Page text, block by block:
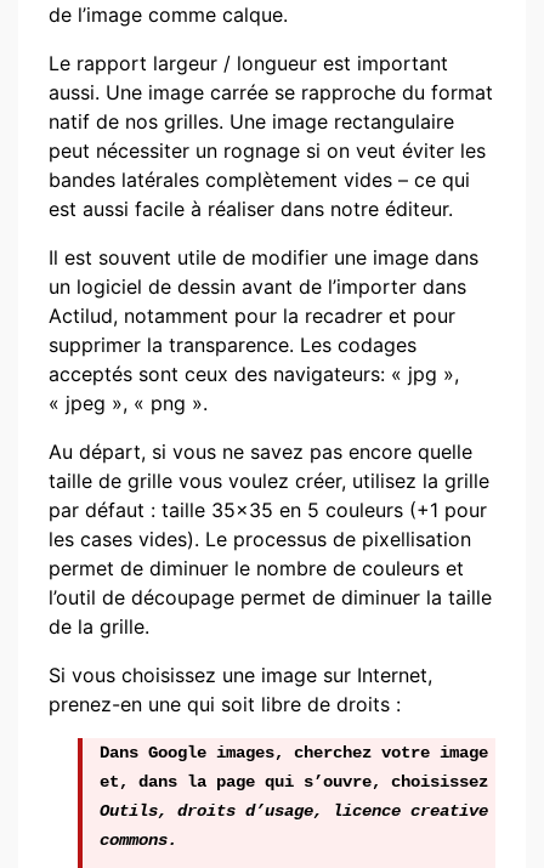
de l’image comme calque.
Le rapport largeur / longueur est important
aussi. Une image carrée se rapproche du format
natif de nos grilles. Une image rectangulaire
peut nécessiter un rognage si on veut éviter les
bandes latérales complètement vides – ce qui
est aussi facile à réaliser dans notre éditeur.
Il est souvent utile de modifier une image dans
un logiciel de dessin avant de l’importer dans
Actilud, notamment pour la recadrer et pour
supprimer la transparence. Les codages
acceptés sont ceux des navigateurs: « jpg »,
« jpeg », « png ».
Au départ, si vous ne savez pas encore quelle
taille de grille vous voulez créer, utilisez la grille
par défaut : taille 35×35 en 5 couleurs (+1 pour
les cases vides). Le processus de pixellisation
permet de diminuer le nombre de couleurs et
l’outil de découpage permet de diminuer la taille
de la grille.
Si vous choisissez une image sur Internet,
prenez-en une qui soit libre de droits :
Dans Google images, cherchez votre image
et, dans la page qui s’ouvre, choisissez
Outils, droits d’usage, licence creative
commons.